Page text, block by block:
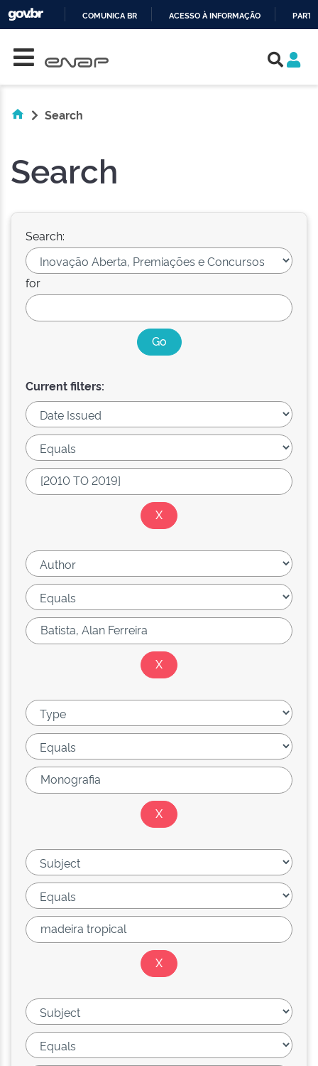
COMUNICA BR ACESSO À INFORMAÇÃO
Search
Search
Search:
for
Current filters: